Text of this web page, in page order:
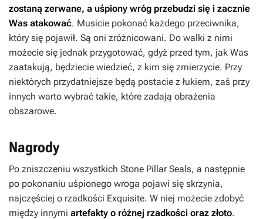
zostaną zerwane, a uśpiony wróg przebudzi się i zacznie
Was atakować. Musicie pokonać każdego przeciwnika,
który się pojawił. Są oni zróżnicowani. Do walki z nimi
możecie się jednak przygotować, gdyż przed tym, jak Was
zaatakują, będziecie wiedzieć, z kim się zmierzycie. Przy
niektórych przydatniejsze będą postacie z łukiem, zaś przy
innych warto wybrać takie, które zadają obrażenia
obszarowe.
Nagrody
Po zniszczeniu wszystkich Stone Pillar Seals, a następnie
po pokonaniu uśpionego wroga pojawi się skrzynia,
najczęściej o rzadkości Exquisite. W niej możecie zdobyć
między innymi artefakty o różnej rzadkości oraz złoto.